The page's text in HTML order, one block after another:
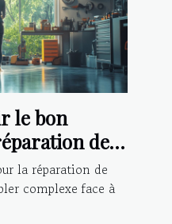
le bon
de
la réparation de
complexe face à